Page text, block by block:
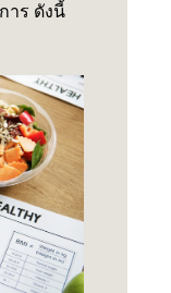
าร ดังนี้